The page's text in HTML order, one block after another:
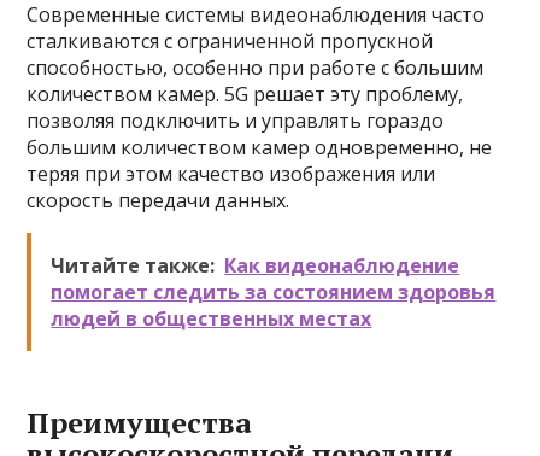
Современные системы видеонаблюдения часто
сталкиваются с ограниченной пропускной
способностью, особенно при работе с большим
количеством камер. 5G решает эту проблему,
позволяя подключить и управлять гораздо
большим количеством камер одновременно, не
теряя при этом качество изображения или
скорость передачи данных.
Читайте также: Как видеонаблюдение
помогает следить за состоянием здоровья
людей в общественных местах
Преимущества